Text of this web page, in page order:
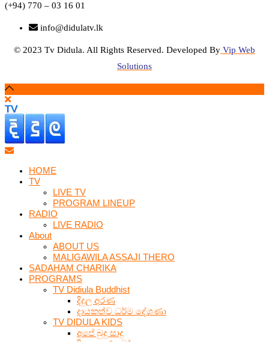
(+94) 770 – 03 16 01
info@didulatv.lk
© 2023 Tv Didula. All Rights Reserved. Developed By Vip Web
Solutions
HOME
TV
LIVE TV
PROGRAM LINEUP
RADIO
LIVE RADIO
About
ABOUT US
MALIGAWILA ASSAJI THERO
SADAHAM CHARIKA
PROGRAMS
TV Didiula Buddhist
දිදුල අරණ
දායකත්ව ධර්ම දේශණා
TV DIDULA KIDS
අපේ බුදු සාදු